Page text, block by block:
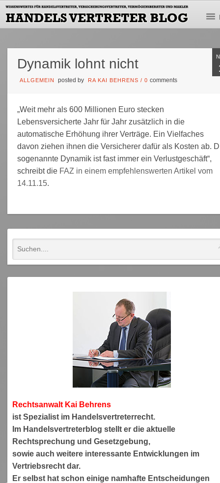
Dynamik lohnt nicht
ALLGEMEIN posted by RA KAI BEHRENS /0comments
„Weit mehr als 600 Millionen Euro stecken
Lebensversicherte Jahr für Jahr zusätzlich in die
automatische Erhöhung ihrer Verträge. Ein Vielfaches
davon ziehen ihnen die Versicherer dafür als Kosten ab.
sogenannte Dynamik ist fast immer ein Verlustgeschäft“,
schreibt die FAZ in einem empfehlenswerten Artikel vom
14.11.15.
Rechtsanwalt Kai Behrens
ist Spezialist im Handelsvertreterrecht.
Im Handelsvertreterblog stellt er die aktuelle
Rechtsprechung und Gesetzgebung,
sowie auch weitere interessante Entwicklungen im
Vertriebsrecht dar.
Er selbst hat schon einige namhafte Entscheidungen